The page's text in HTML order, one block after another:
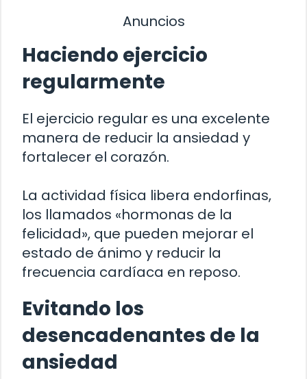
Anuncios
Haciendo ejercicio
regularmente
El ejercicio regular es una excelente
manera de reducir la ansiedad y
fortalecer el corazón.
La actividad física libera endorfinas,
los llamados «hormonas de la
felicidad», que pueden mejorar el
estado de ánimo y reducir la
frecuencia cardíaca en reposo.
Evitando los
desencadenantes de la
ansiedad